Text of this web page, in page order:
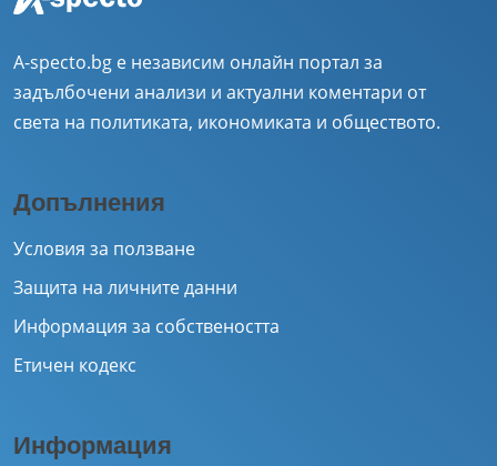
A-specto.bg е независим онлайн портал за
задълбочени анализи и актуални коментари от
света на политиката, икономиката и обществото.
Допълнения
Условия за ползване
Защита на личните данни
Информация за собствеността
Етичен кодекс
Информация